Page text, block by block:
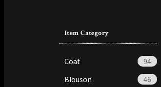
Item Category
Coat
94
Blouson
46